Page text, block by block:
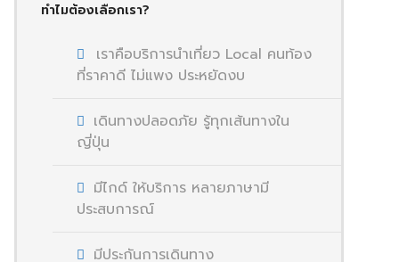
ทำไมต้องเลือกเรา?
เราคือบริการนำเที่ยว Local คนท้อง
ที่ราคาดี ไม่แพง ประหยัดงบ
เดินทางปลอดภัย รู้ทุกเส้นทางใน
ญี่ปุ่น
มีไกด์ ให้บริการ หลายภาษามี
ประสบการณ์
มีประกันการเดินทาง